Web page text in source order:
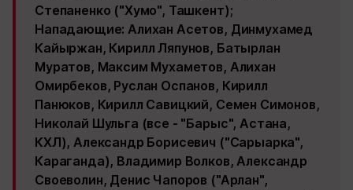
Степаненко ("Хумо", Ташкент);
Нападающие: Алихан Асетов, Динмухамед
Кайыржан, Кирилл Ляпунов, Батырлан
Муратов, Максим Мухаметов, Алихан
Омирбеков, Руслан Оспанов, Кирилл
Панюков, Кирилл Савицкий, Семен Симонов,
Николай Шульга (все - "Барыс", Астана,
КХЛ), Александр Борисевич ("Сарыарка",
Караганда), Владимир Волков, Александр
Своеволин, Денис Чапоров ("Арлан",